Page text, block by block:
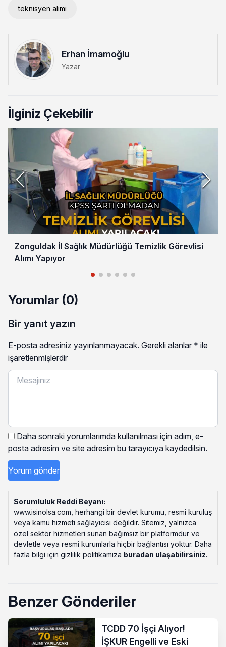
teknisyen alımı
Erhan İmamoğlu
Yazar
İlginiz Çekebilir
Zonguldak İl Sağlık Müdürlüğü Temizlik Görevlisi
Alımı Yapıyor
Yorumlar (0)
Bir yanıt yazın
E-posta adresiniz yayınlanmayacak. Gerekli alanlar * ile
işaretlenmişlerdir
Daha sonraki yorumlarımda kullanılması için adım, e-
posta adresim ve site adresim bu tarayıcıya kaydedilsin.
Sorumluluk Reddi Beyanı:
www.isinolsa.com, herhangi bir devlet kurumu, resmi kuruluş
veya kamu hizmeti sağlayıcısı değildir. Sitemiz, yalnızca
özel sektör hizmetleri sunan bağımsız bir platformdur ve
devletle veya resmi kurumlarla hiçbir bağlantısı yoktur. Daha
fazla bilgi için gizlilik politikamıza buradan ulaşabilirsiniz.
Benzer Gönderiler
TCDD 70 İşçi Alıyor!
İŞKUR Engelli ve Eski